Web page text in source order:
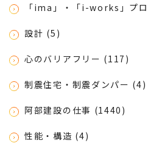
「ima」・「i-works」プ
設計 (5)
心のバリアフリー (117)
制震住宅・制震ダンパー (4)
阿部建設の仕事 (1440)
性能・構造 (4)